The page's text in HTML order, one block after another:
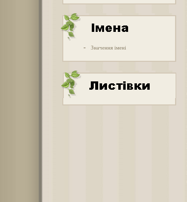
- Значення імені